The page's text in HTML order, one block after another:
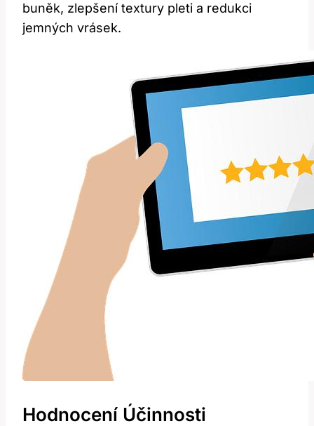
buněk,⁢ zlepšení textury pleti a‌ redukci
jemných vrásek.
Hodnocení Účinnosti⁣